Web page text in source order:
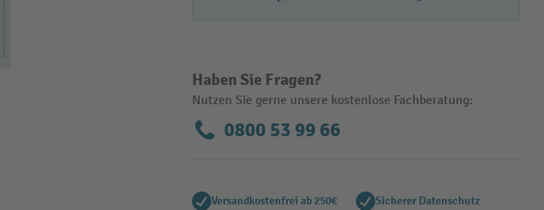
Haben Sie Fragen?
Nutzen Sie gerne unsere kostenlose Fachberatung:
0800 53 99 66
Versandkostenfrei ab 250€ Sicherer Datenschutz